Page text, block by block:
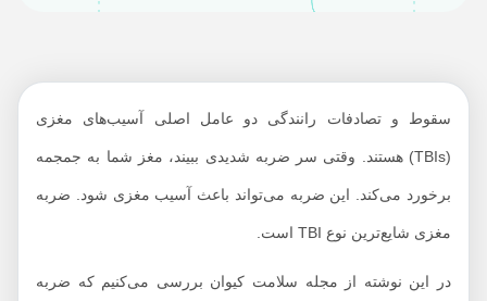
چیست؟
چگونه می‌توانیم از ضربه
سقوط و تصادفات رانندگی دو عامل اصلی آسیب‌های مغزی
(TBIs) هستند. وقتی سر ضربه شدیدی ببیند، مغز شما به جمجمه
برخورد می‌کند. این ضربه می‌تواند باعث آسیب مغزی شود. ضربه
مغزی شایع‌ترین نوع TBI است.
در این نوشته از مجله سلامت کیوان بررسی می‌کنیم که ضربه